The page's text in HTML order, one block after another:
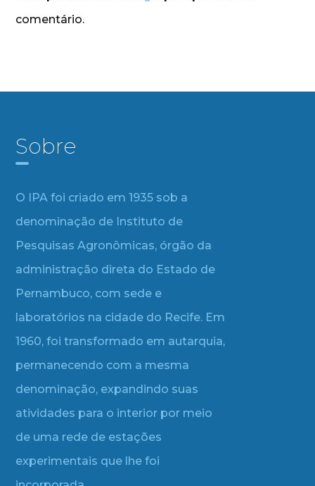
comentário.
Sobre
O IPA foi criado em 1935 sob a
denominação de Instituto de
Pesquisas Agronômicas, órgão da
administração direta do Estado de
Pernambuco, com sede e
laboratórios na cidade do Recife. Em
1960, foi transformado em autarquia,
permanecendo com a mesma
denominação, expandindo suas
atividades para o interior por meio
de uma rede de estações
experimentais que lhe foi